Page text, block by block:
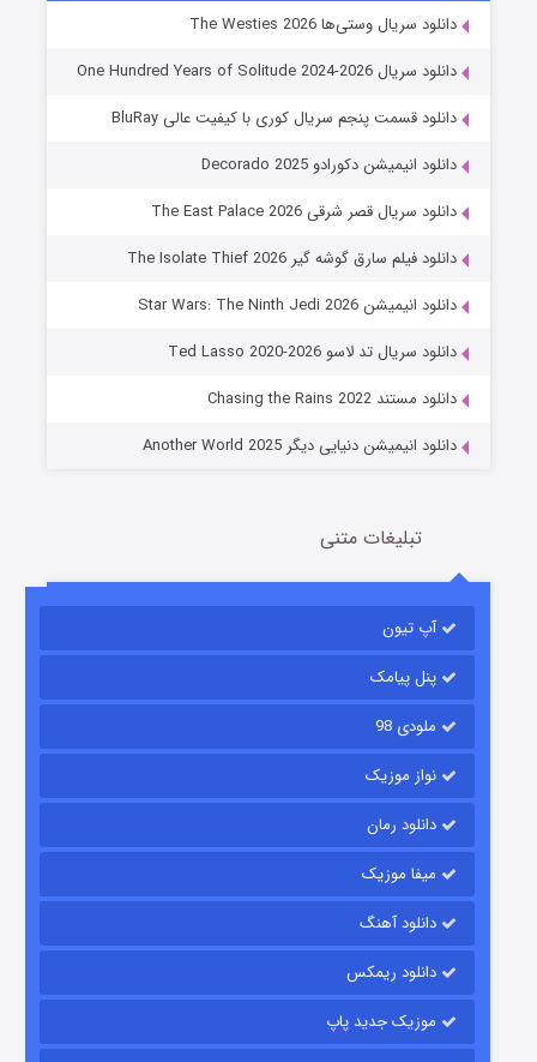
خاندان اژدها فصل ۳
قسمت14 (زیرنویس) منتشر شد
قسمت
دانلود سریال وستی‌ها The Westies 2026
دانلود سریال One Hundred Years of Solitude 2024-2026
دانلود قسمت پنجم سریال کوری با کیفیت عالی BluRay
دانلود انیمیشن دکورادو Decorado 2025
دانلود سریال قصر شرقی The East Palace 2026
دانلود فیلم سارق گوشه گیر The Isolate Thief 2026
دانلود انیمیشن Star Wars: The Ninth Jedi 2026
دانلود سریال تد لاسو Ted Lasso 2020-2026
دانلود مستند Chasing the Rains 2022
دانلود انیمیشن دنیایی دیگر Another World 2025
تبلیغات متنی
آپ تیون
پنل پیامک
ملودی 98
نواز موزیک
دانلود رمان
میفا موزیک
دانلود آهنگ
دانلود ریمکس
موزیک جدید پاپ